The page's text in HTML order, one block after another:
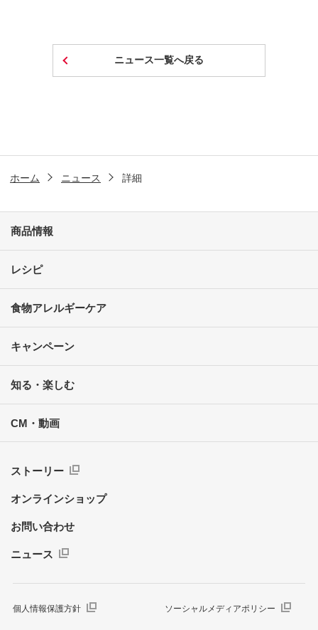
ニュース一覧へ戻る
ホーム ニュース 詳細
商品情報
レシピ
食物アレルギーケア
キャンペーン
知る・楽しむ
CM・動画
ストーリー
オンラインショップ
お問い合わせ
ニュース
個人情報保護方針 ソーシャルメディアポリシー